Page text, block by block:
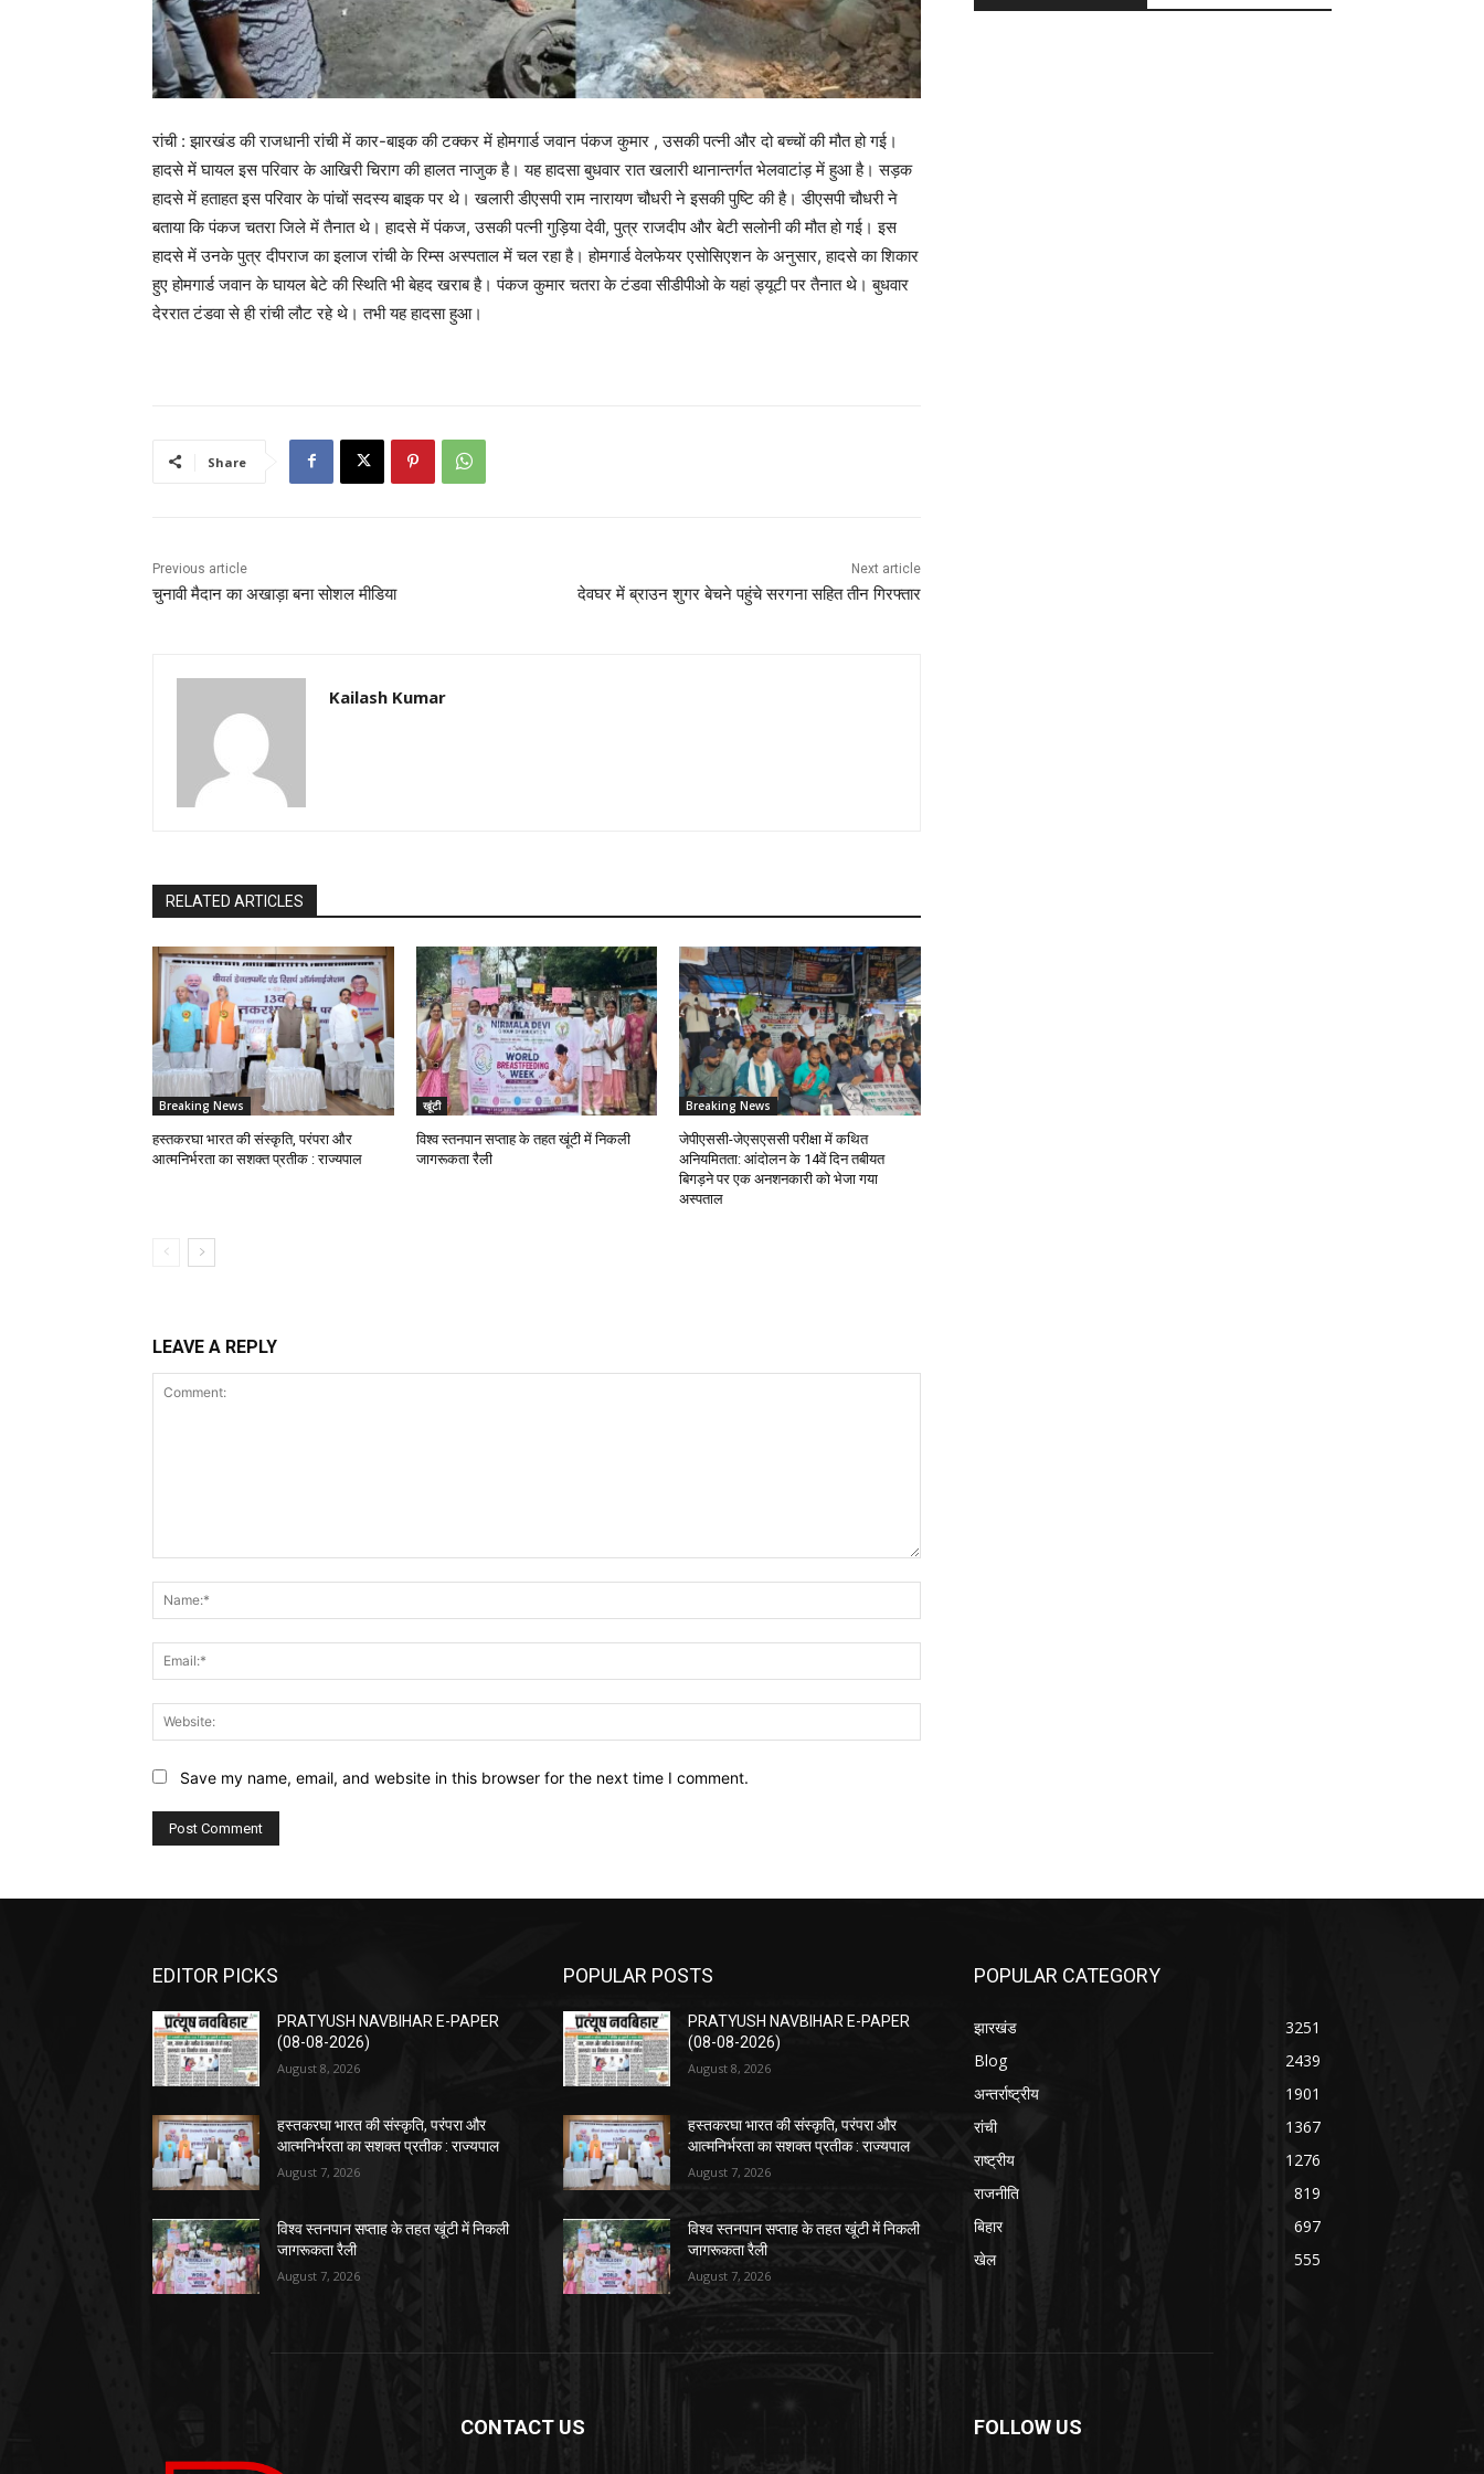
रांची : झारखंड की राजधानी रांची में कार-बाइक की टक्कर में होमगार्ड जवान पंकज कुमार , उसकी पत्नी और दो बच्चों की मौत हो गई।
हादसे में घायल इस परिवार के आखिरी चिराग की हालत नाजुक है। यह हादसा बुधवार रात खलारी थानान्तर्गत भेलवाटांड़ में हुआ है। सड़क
हादसे में हताहत इस परिवार के पांचों सदस्य बाइक पर थे। खलारी डीएसपी राम नारायण चौधरी ने इसकी पुष्टि की है। डीएसपी चौधरी ने
बताया कि पंकज चतरा जिले में तैनात थे। हादसे में पंकज, उसकी पत्नी गुड़िया देवी, पुत्र राजदीप और बेटी सलोनी की मौत हो गई। इस
हादसे में उनके पुत्र दीपराज का इलाज रांची के रिम्स अस्पताल में चल रहा है। होमगार्ड वेलफेयर एसोसिएशन के अनुसार, हादसे का शिकार
हुए होमगार्ड जवान के घायल बेटे की स्थिति भी बेहद खराब है। पंकज कुमार चतरा के टंडवा सीडीपीओ के यहां ड्यूटी पर तैनात थे। बुधवार
देररात टंडवा से ही रांची लौट रहे थे। तभी यह हादसा हुआ।
Share
Previous article
चुनावी मैदान का अखाड़ा बना सोशल मीडिया
Next article
देवघर में ब्राउन शुगर बेचने पहुंचे सरगना सहित तीन गिरफ्तार
Kailash Kumar
RELATED ARTICLES
Breaking News
हस्तकरघा भारत की संस्कृति, परंपरा और
आत्मनिर्भरता का सशक्त प्रतीक : राज्यपाल
खूंटी
विश्व स्तनपान सप्ताह के तहत खूंटी में निकली
जागरूकता रैली
Breaking News
जेपीएससी-जेएसएससी परीक्षा में कथित
अनियमितता: आंदोलन के 14वें दिन तबीयत
बिगड़ने पर एक अनशनकारी को भेजा गया
अस्पताल
LEAVE A REPLY
Save my name, email, and website in this browser for the next time I comment.
EDITOR PICKS
PRATYUSH NAVBIHAR E-PAPER
(08-08-2026)
August 8, 2026
हस्तकरघा भारत की संस्कृति, परंपरा और
आत्मनिर्भरता का सशक्त प्रतीक : राज्यपाल
August 7, 2026
विश्व स्तनपान सप्ताह के तहत खूंटी में निकली
जागरूकता रैली
August 7, 2026
POPULAR POSTS
PRATYUSH NAVBIHAR E-PAPER
(08-08-2026)
August 8, 2026
हस्तकरघा भारत की संस्कृति, परंपरा और
आत्मनिर्भरता का सशक्त प्रतीक : राज्यपाल
August 7, 2026
विश्व स्तनपान सप्ताह के तहत खूंटी में निकली
जागरूकता रैली
August 7, 2026
POPULAR CATEGORY
झारखंड
3251
Blog
2439
अन्तर्राष्ट्रीय
1901
रांची
1367
राष्ट्रीय
1276
राजनीति
819
बिहार
697
खेल
555
CONTACT US FOLLOW US